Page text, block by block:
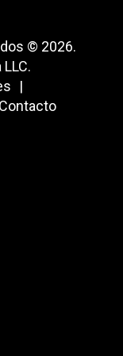
© 2026.
Contacto